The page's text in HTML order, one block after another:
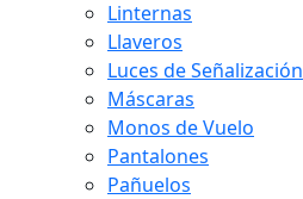
Linternas
Llaveros
Luces de Señalización
Máscaras
Monos de Vuelo
Pantalones
Pañuelos